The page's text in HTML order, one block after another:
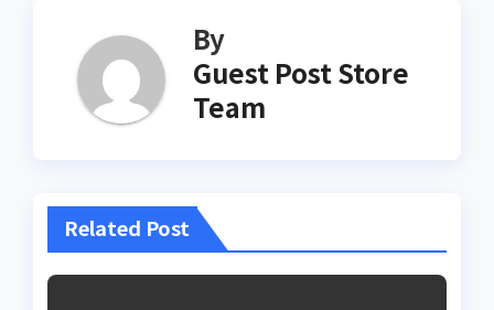
By
Guest Post Store
Team
Related Post